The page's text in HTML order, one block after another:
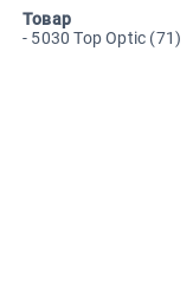
Товар
- 5030 Top Optic (71)